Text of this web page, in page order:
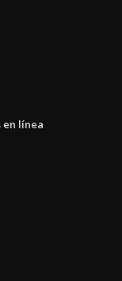
en línea